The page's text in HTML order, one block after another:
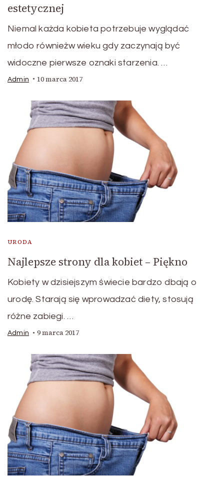
estetycznej
Niemal każda kobieta potrzebuje wyglądać
młodo równieżw wieku gdy zaczynają być
widoczne pierwsze oznaki starzenia. …
Admin 10 marca 2017
URODA
Najlepsze strony dla kobiet – Piękno
Kobiety w dzisiejszym świecie bardzo dbają o
urodę. Starają się wprowadzać diety, stosują
różne zabiegi. …
Admin 9 marca 2017